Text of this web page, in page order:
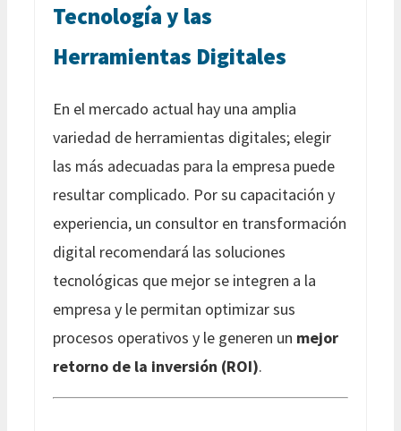
Tecnología y las
Herramientas Digitales
En el mercado actual hay una amplia
variedad de herramientas digitales; elegir
las más adecuadas para la empresa puede
resultar complicado. Por su capacitación y
experiencia, un consultor en transformación
digital recomendará las soluciones
tecnológicas que mejor se integren a la
empresa y le permitan optimizar sus
procesos operativos y le generen un mejor
retorno de la inversión (ROI).